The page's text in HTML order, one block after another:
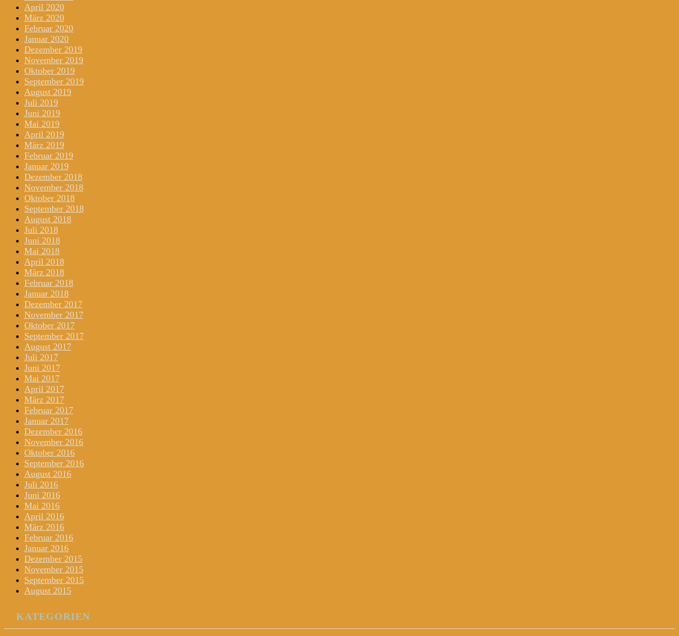
April 2020
März 2020
Februar 2020
Januar 2020
Dezember 2019
November 2019
Oktober 2019
September 2019
August 2019
Juli 2019
Juni 2019
Mai 2019
April 2019
März 2019
Februar 2019
Januar 2019
Dezember 2018
November 2018
Oktober 2018
September 2018
August 2018
Juli 2018
Juni 2018
Mai 2018
April 2018
März 2018
Februar 2018
Januar 2018
Dezember 2017
November 2017
Oktober 2017
September 2017
August 2017
Juli 2017
Juni 2017
Mai 2017
April 2017
März 2017
Februar 2017
Januar 2017
Dezember 2016
November 2016
Oktober 2016
September 2016
August 2016
Juli 2016
Juni 2016
Mai 2016
April 2016
März 2016
Februar 2016
Januar 2016
Dezember 2015
November 2015
September 2015
August 2015
KATEGORIEN